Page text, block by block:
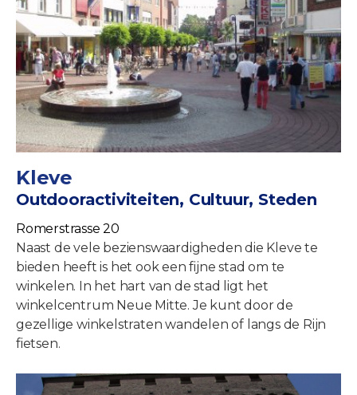
Kleve
Outdooractiviteiten, Cultuur, Steden
Romerstrasse 20
Naast de vele bezienswaardigheden die Kleve te
bieden heeft is het ook een fijne stad om te
winkelen. In het hart van de stad ligt het
winkelcentrum Neue Mitte. Je kunt door de
gezellige winkelstraten wandelen of langs de Rijn
fietsen.